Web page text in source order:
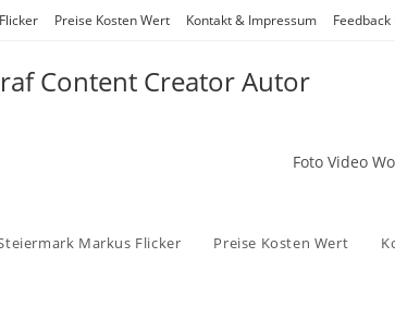
Preise Kosten Wert Kontakt & Impressum
Content Creator Autor
Foto Video
Markus Flicker Preise Kosten Wert